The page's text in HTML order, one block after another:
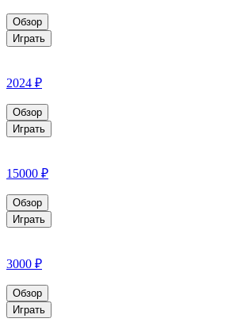
Обзор
Играть
2024 ₽
Обзор
Играть
15000 ₽
Обзор
Играть
3000 ₽
Обзор
Играть